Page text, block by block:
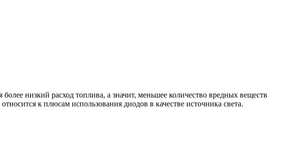
низкий расход топлива, а значит, меньшее количество вредных веществ
к плюсам использования диодов в качестве источника света.